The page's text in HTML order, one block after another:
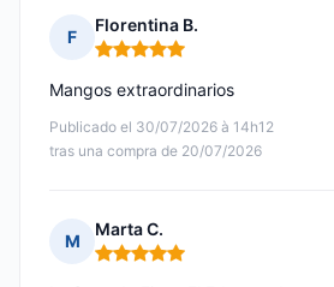
F
Florentina B.
Nota: 5 de 5
Publicado el 30/07/2026 à 14h12
tras una compra de 20/07/2026
Mangos extraordinarios
M
Marta C.
Nota: 5 de 5